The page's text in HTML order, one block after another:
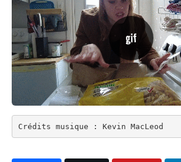
Crédits musique : Kevin MacLeod